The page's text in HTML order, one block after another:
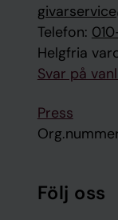
Telefon:
Helgfria
Svar på
Press
Följ oss